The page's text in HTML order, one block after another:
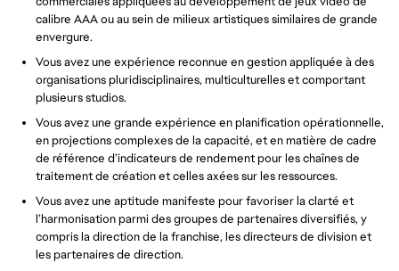
calibre AAA ou au sein de milieux artistiques similaires de grande
envergure.
Vous avez une expérience reconnue en gestion appliquée à des
organisations pluridisciplinaires, multiculturelles et comportant
plusieurs studios.
Vous avez une grande expérience en planification opérationnelle,
en projections complexes de la capacité, et en matière de cadre
de référence d’indicateurs de rendement pour les chaînes de
traitement de création et celles axées sur les ressources.
Vous avez une aptitude manifeste pour favoriser la clarté et
l’harmonisation parmi des groupes de partenaires diversifiés, y
compris la direction de la franchise, les directeurs de division et
les partenaires de direction.